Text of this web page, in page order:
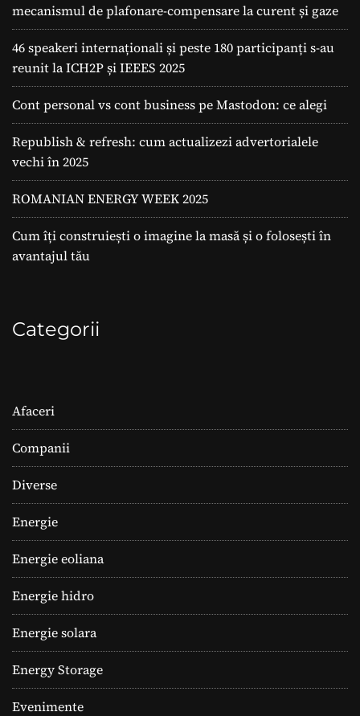
mecanismul de plafonare-compensare la curent și gaze
46 speakeri internaționali și peste 180 participanți s-au
reunit la ICH2P și IEEES 2025
Cont personal vs cont business pe Mastodon: ce alegi
Republish & refresh: cum actualizezi advertorialele
vechi în 2025
ROMANIAN ENERGY WEEK 2025
Cum îți construiești o imagine la masă și o folosești în
avantajul tău
Categorii
Afaceri
Companii
Diverse
Energie
Energie eoliana
Energie hidro
Energie solara
Energy Storage
Evenimente